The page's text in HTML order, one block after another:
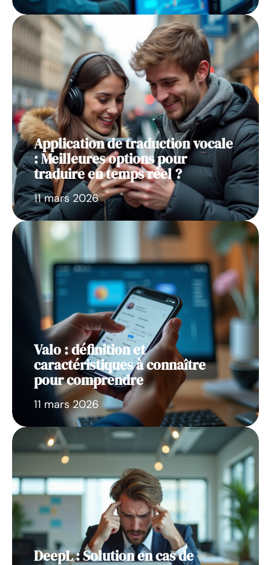
Application de traduction vocale
: Meilleures options pour
traduire en temps réel ?
11 mars 2026
Valo : définition et
caractéristiques à connaître
pour comprendre
11 mars 2026
DeepL : Solution en cas de